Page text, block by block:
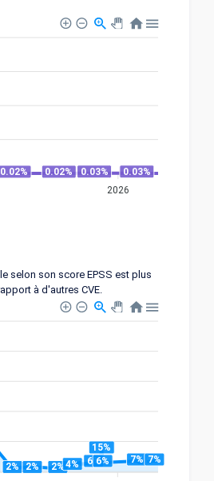
0.02% 0.02% 0.03%
0.03%
2026
selon son score EPSS est plus
à d'autres CVE.
2% 2% 2%4% 6%
15%
6%
7% 7%